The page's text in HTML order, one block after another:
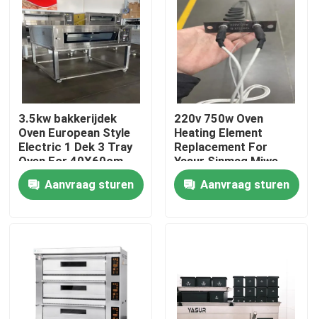
Producten
Videos
Bakkerij Dekoven
Bakkerij Rekoven
Deegvertrager Proofer
Spiraalvormige Deegmixer
3.5kw bakkerijdek
Oven European Style
Electric 1 Dek 3 Tray
Oven For 40X60cm
Dienbladen
Aanvraag sturen
220v 750w Oven
Heating Element
Replacement For
Yasur Sinmag Miwe
Pizzamaster
Aanvraag sturen